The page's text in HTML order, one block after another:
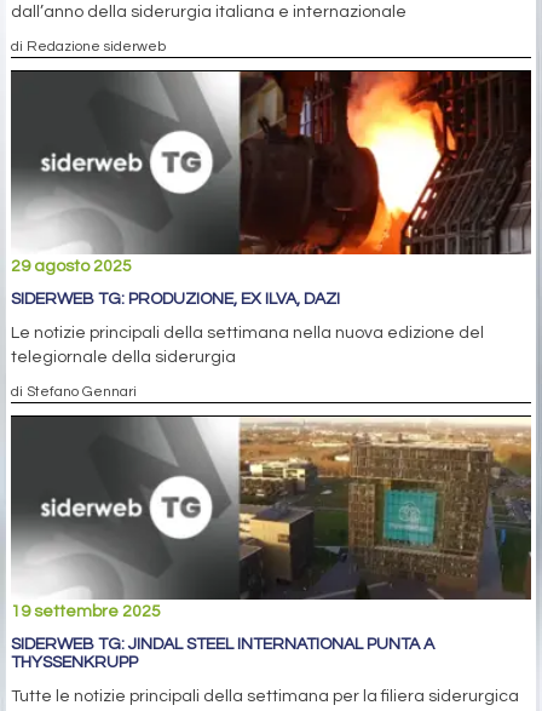
dall’anno della siderurgia italiana e internazionale
di Redazione siderweb
29 agosto 2025
SIDERWEB TG: PRODUZIONE, EX ILVA, DAZI
Le notizie principali della settimana nella nuova edizione del
telegiornale della siderurgia
di Stefano Gennari
19 settembre 2025
SIDERWEB TG: JINDAL STEEL INTERNATIONAL PUNTA A
THYSSENKRUPP
Tutte le notizie principali della settimana per la filiera siderurgica